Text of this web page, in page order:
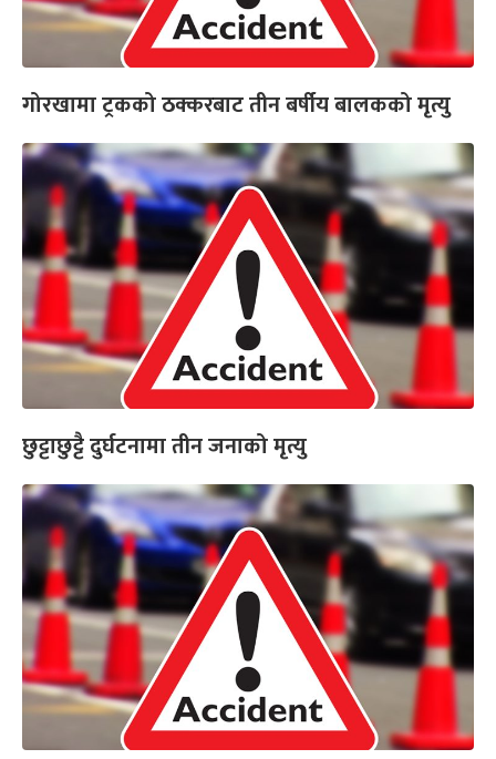
गोरखामा ट्रकको ठक्करबाट तीन बर्षीय बालकको मृत्यु
छुट्टाछुट्टै दुर्घटनामा तीन जनाको मृत्यु